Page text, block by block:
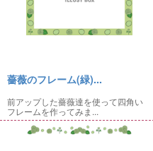
薔薇のフレーム(緑)...
前アップした薔薇達を使って四角い
フレームを作ってみま...